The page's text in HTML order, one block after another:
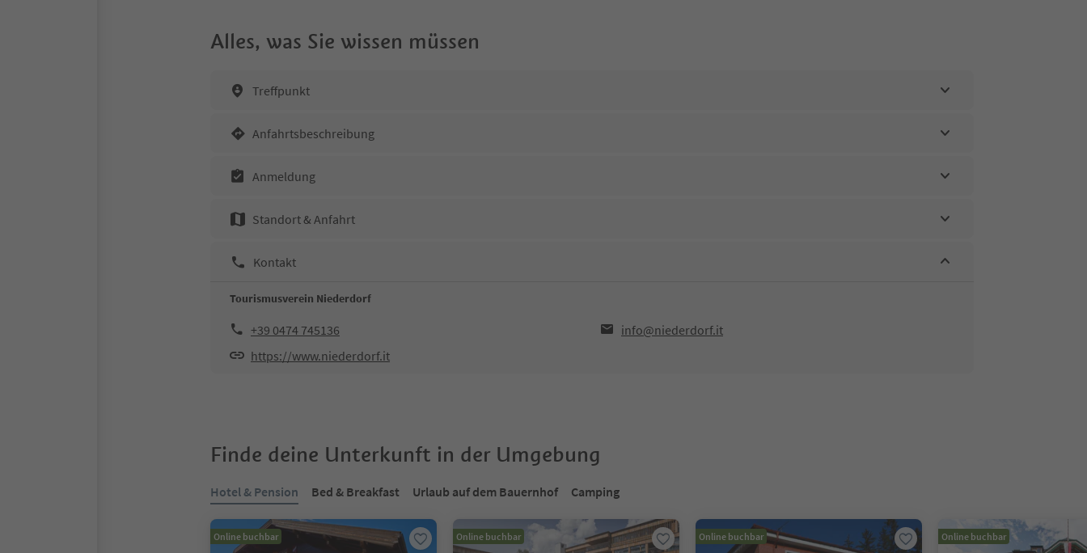
Alles, was Sie wissen müssen
Treffpunkt
Anfahrtsbeschreibung
Anmeldung
Standort & Anfahrt
Kontakt
Tourismusverein Niederdorf
+39 0474 745136
info@niederdorf.it
https://www.niederdorf.it
Finde deine Unterkunft in der Umgebung
Hotel & Pension Bed & Breakfast Urlaub auf dem Bauernhof Camping
Online buchbar Online buchbar Online buchbar Online buchbar